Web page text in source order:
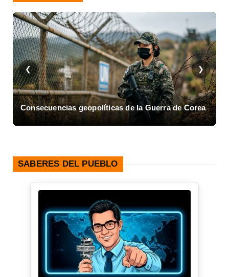
❮
Asalto al Cuartel Moncada en Cuba
❯
SABERES DEL PUEBLO